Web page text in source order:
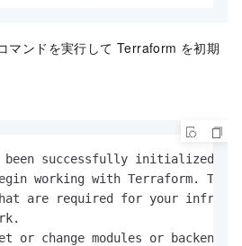
{
=
=
無制限版、2: 中国本土アクセラレーシ
{
=
"Product plan of the Anti-
string
=
マンドを実行して Terraform を初期
been successfully initialized!
working with Terraform. Try
are required for your
or change modules or backend